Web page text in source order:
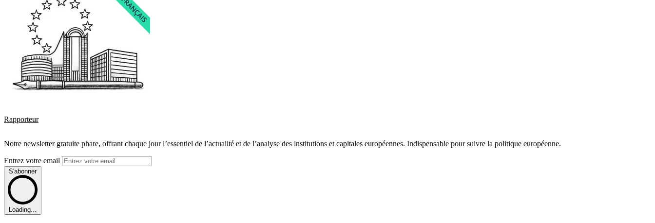
Rapporteur
Notre newsletter gratuite phare, offrant chaque jour l’essentiel de l’actualité et de l’analyse des institutions et capitales européennes. Indispensable pour suivre la politique européenne.
Entrez votre email
S'abonner
Loading...